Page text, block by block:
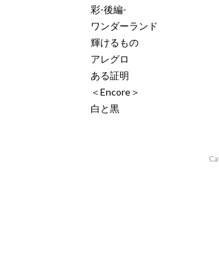
彩-後編-
ワンダーランド
輝けるもの
アレグロ
ある証明
＜Encore＞
白と黒